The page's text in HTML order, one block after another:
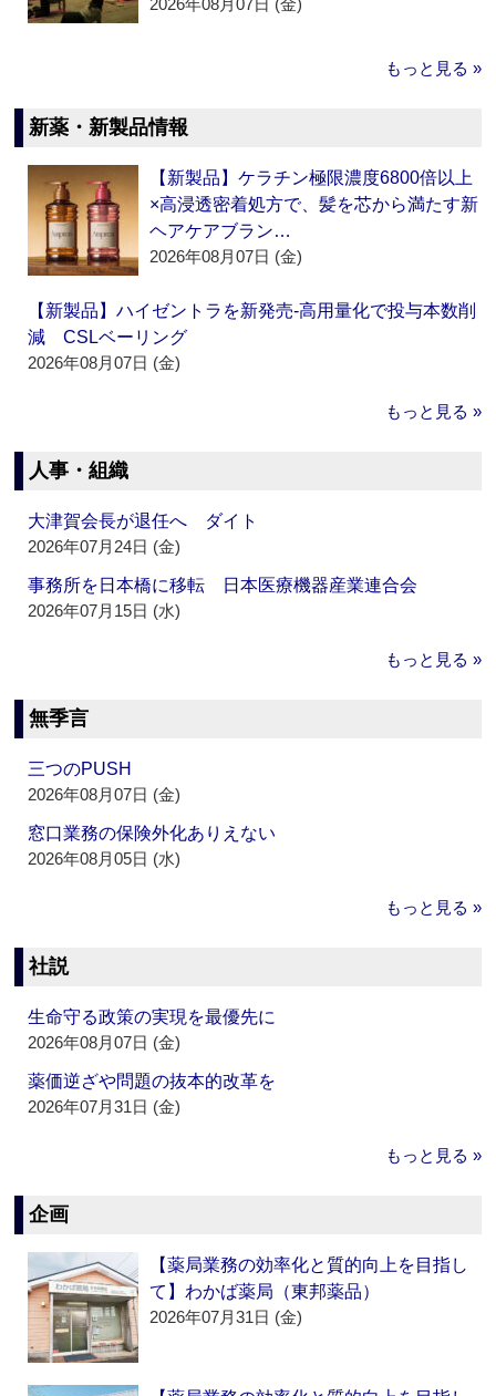
2026年08月07日 (金)
もっと見る »
新薬・新製品情報
【新製品】ケラチン極限濃度6800倍以上
×高浸透密着処方で、髪を芯から満たす新
ヘアケアブラン…
2026年08月07日 (金)
【新製品】ハイゼントラを新発売‐高用量化で投与本数削
減 CSLベーリング
2026年08月07日 (金)
もっと見る »
人事・組織
大津賀会長が退任へ ダイト
2026年07月24日 (金)
事務所を日本橋に移転 日本医療機器産業連合会
2026年07月15日 (水)
もっと見る »
無季言
三つのPUSH
2026年08月07日 (金)
窓口業務の保険外化ありえない
2026年08月05日 (水)
もっと見る »
社説
生命守る政策の実現を最優先に
2026年08月07日 (金)
薬価逆ざや問題の抜本的改革を
2026年07月31日 (金)
もっと見る »
企画
【薬局業務の効率化と質的向上を目指し
て】わかば薬局（東邦薬品）
2026年07月31日 (金)